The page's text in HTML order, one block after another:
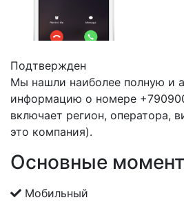
Подтвержден
Мы нашли наиболее полную и
информацию о номере
включает регион, оператора,
это компания).
Основные
Мобильный